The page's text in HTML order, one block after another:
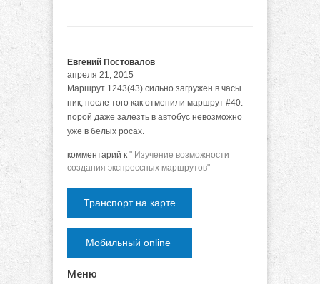
Евгений Постовалов
апреля 21, 2015
Маршрут 1243(43) сильно загружен в часы
пик, после того как отменили маршрут #40.
порой даже залезть в автобус невозможно
уже в белых росах.
комментарий к " Изучение возможности
создания экспрессных маршрутов"
Транспорт на карте
Мобильный online
Меню